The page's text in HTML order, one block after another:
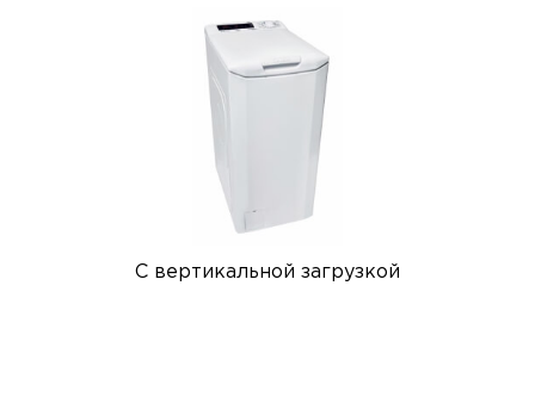
С вертикальной загрузкой